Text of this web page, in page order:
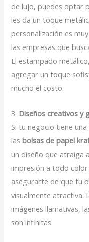
de lujo, puedes optar
les da un toque
personalización es
las empresas que
El estampado
agregar un toque
mucho el costo.
3. Diseños creativos y
Si tu negocio tiene
lasbolsas de papel
un diseño que atraiga
impresión a todo
asegurarte de que tu
visualmente atractiva.
imágenes llamativas,
son infinitas.